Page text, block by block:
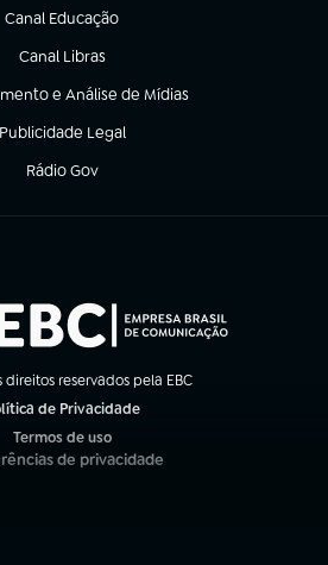
Canal Educação
(abre em nova aba)
Canal Libras
(abre em nova aba)
e Análise de Mídias
aba)
Publicidade Legal
(abre em nova aba)
Rádio Gov
(abre em nova aba)
direitos reservados pela EBC
de Privacidade
Termos de uso
(abre em nova aba)
de privacidade